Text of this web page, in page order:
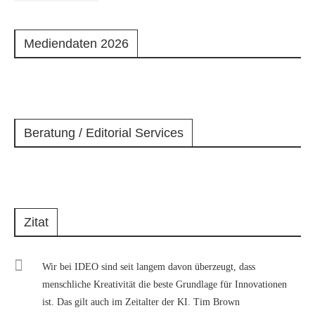
Mediendaten 2026
Beratung / Editorial Services
Zitat
Wir bei IDEO sind seit langem davon überzeugt, dass
menschliche Kreativität die beste Grundlage für Innovationen
ist. Das gilt auch im Zeitalter der KI. Tim Brown